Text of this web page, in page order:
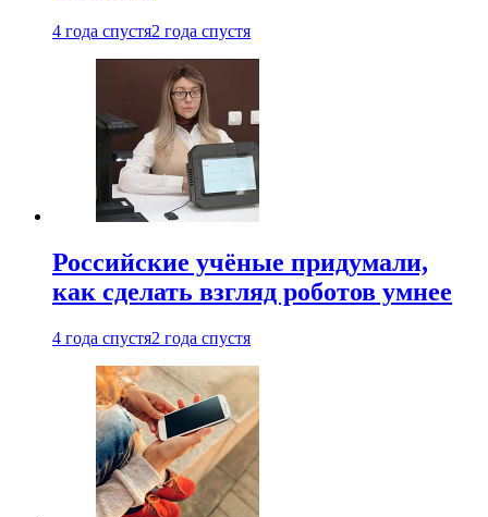
4 года спустя2 года спустя
Российские учёные придумали,
как сделать взгляд роботов умнее
4 года спустя2 года спустя